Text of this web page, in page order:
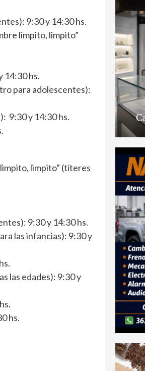
9:30 y 14:30 hs.
limpito, limpito”
14:30 hs.
para adolescentes):
9:30 y 14:30 hs.
limpito” (títeres
9:30 y 14:30 hs.
las infancias): 9:30 y
las edades): 9:30 y
hs.